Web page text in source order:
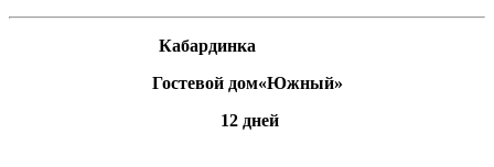
Кабардинка
Гостевой дом«Южный»
12 дней